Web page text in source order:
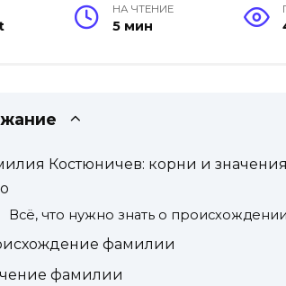
НА ЧТЕНИЕ
5 мин
Костюничев: корни и значения,
Всё, что нужно знать о
фамилии
фамилии